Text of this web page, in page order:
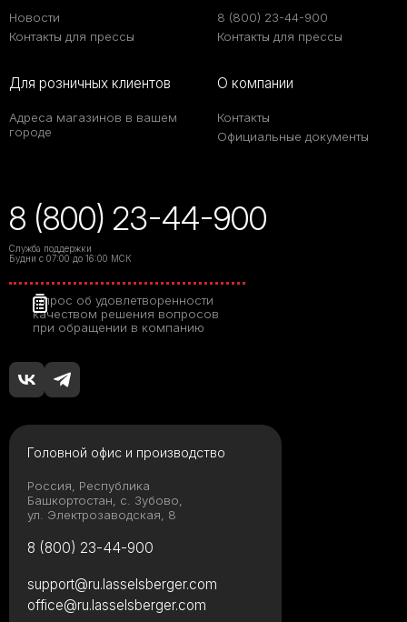
Новости
Контакты для прессы
8 (800) 23-44-900
Контакты для прессы
Для розничных клиентов
Адреса магазинов в вашем
городе
О компании
Контакты
Официальные документы
8 (800) 23-44-900
Служба поддержки
Будни с 07:00 до 16:00 МСК
Опрос об удовлетворенности
качеством решения вопросов
при обращении в компанию
Головной офис и производство
Россия, Республика
Башкортостан, с. Зубово,
ул. Электрозаводская, 8
8 (800) 23-44-900
support@ru.lasselsberger.com
office@ru.lasselsberger.com